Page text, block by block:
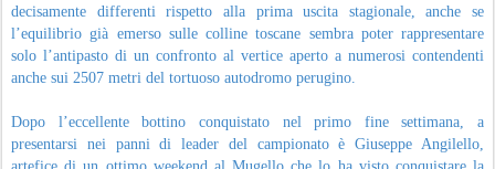
decisamente differenti rispetto alla prima uscita stagionale, anche se
l’equilibrio già emerso sulle colline toscane sembra poter rappresentare
solo l’antipasto di un confronto al vertice aperto a numerosi contendenti
anche sui 2507 metri del tortuoso autodromo perugino.
Dopo l’eccellente bottino conquistato nel primo fine settimana, a
presentarsi nei panni di leader del campionato è Giuseppe Angilello,